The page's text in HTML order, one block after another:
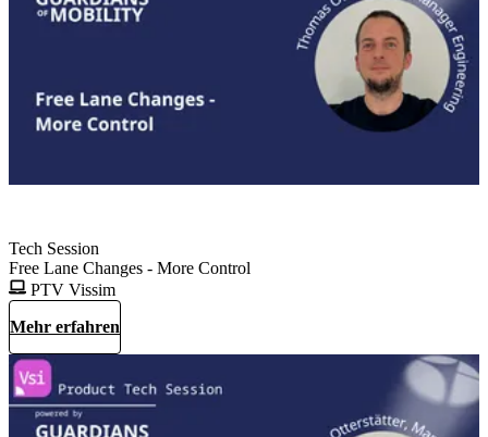
Tech Session
Free Lane Changes - More Control
PTV Vissim
Mehr erfahren